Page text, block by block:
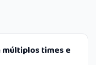
times e